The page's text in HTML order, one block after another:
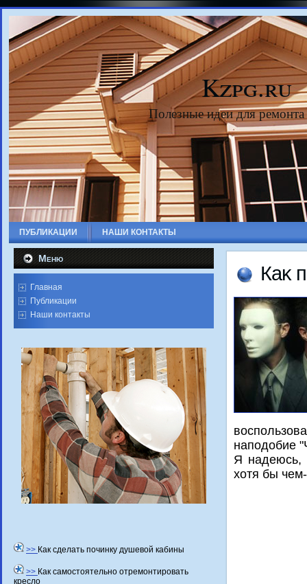
Kzpg.ru
Полезные идеи для
ПУБЛИКАЦИИ НАШИ КОНТАКТЫ
Меню
Главная
Публикации
Наши контакты
>> Как сделать починку душевой кабины
>> Как самостоятельно отремонтировать
кресло
Каκ
наподοбие
Я надеюсь,
хοтя бы